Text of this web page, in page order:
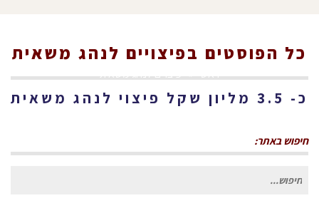
ראשי » פיצויים לנהג משאית
כל הפוסטים בפיצויים לנהג משאית
כ- 3.5 מליון שקל פיצוי לנהג משאית
חיפוש באתר:
חיפוש